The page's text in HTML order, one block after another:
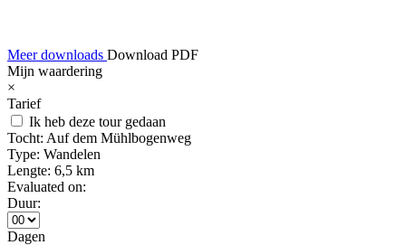
Meer downloads Download PDF
Mijn waardering
×
Tarief
Ik heb deze tour gedaan
Tocht: Auf dem Mühlbogenweg
Type: Wandelen
Lengte: 6,5 km
Evaluated on:
Duur:
Dagen